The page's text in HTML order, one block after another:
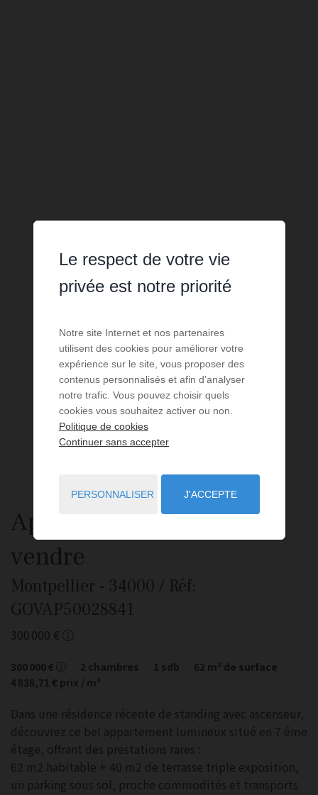
Appartement 3 piècesà
vendre
Montpellier - 34000 / Réf:
GOVAP50028841
300 000 €
300 000 € 2 chambres 1 sdb 62 m² de surface
4 838,71 € prix / m²
Dans une résidence récente de standing avec ascenseur,
découvrez ce bel appartement lumineux situé en 7 éme
étage, offrant des prestations rares :
62 m2 habitable + 40 m2 de terrasse triple exposition,
un parking sous sol, proche commodités et transports
Le respect de votre vie
privée est notre priorité
Notre site Internet et nos partenaires
utilisent des cookies pour améliorer votre
expérience sur le site, vous proposer des
contenus personnalisés et afin d’analyser
notre trafic. Vous pouvez choisir quels
cookies vous souhaitez activer ou non.
Politique de cookies
Continuer sans accepter
PERSONNALISER J'ACCEPTE